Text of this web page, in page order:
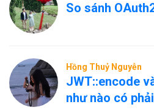
So sánh
Hồng Thuỷ Nguyễn
JWT::encode
như nào có